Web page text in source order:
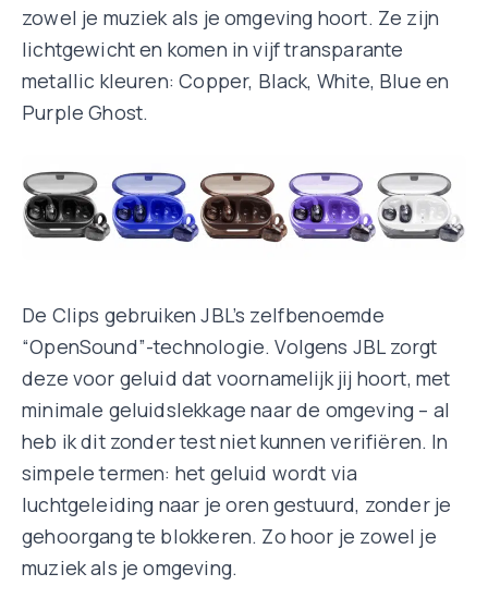
zowel je muziek als je omgeving hoort. Ze zijn
lichtgewicht en komen in vijf transparante
metallic kleuren: Copper, Black, White, Blue en
Purple Ghost.
De Clips gebruiken JBL’s zelfbenoemde
“OpenSound”-technologie. Volgens JBL zorgt
deze voor geluid dat voornamelijk jij hoort, met
minimale geluidslekkage naar de omgeving – al
heb ik dit zonder test niet kunnen verifiëren. In
simpele termen: het geluid wordt via
luchtgeleiding naar je oren gestuurd, zonder je
gehoorgang te blokkeren. Zo hoor je zowel je
muziek als je omgeving.